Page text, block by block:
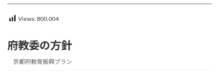
Views:800,004
府教委の方針
京都府教育振興プラン